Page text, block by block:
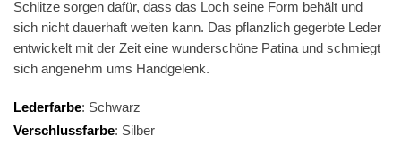
Schlitze sorgen dafür, dass das Loch seine Form behält und
sich nicht dauerhaft weiten kann. Das pflanzlich gegerbte Leder
entwickelt mit der Zeit eine wunderschöne Patina und schmiegt
sich angenehm ums Handgelenk.
Lederfarbe: Schwarz
Verschlussfarbe: Silber